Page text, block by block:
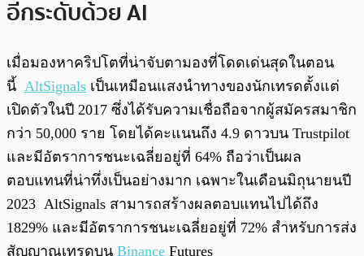
อีกระดับด้วย AI
เมื่อมองหาคริปโตที่น่าจับตามองที่โดดเด่นสุดในตอน
นี้ AltSignals เป็นเหมือนแสงนำทางของนักเทรดตั้งแต่
เปิดตัวในปี 2017 ซึ่งได้รับความเชื่อถือจากผู้สมัครสมาชิก
กว่า 50,000 ราย โดยได้คะแนนถึง 4.9 ดาวบน Trustpilot
และมีอัตราการชนะเฉลี่ยอยู่ที่ 64% ถือว่าเป็นผล
ตอบแทนที่น่าทึ่งเป็นอย่างมาก เฉพาะในเดือนมิถุนายนปี
2023 AltSignals สามารถสร้างผลตอบแทนไปได้ถึง
1829% และมีอัตราการชนะเฉลี่ยอยู่ที่ 72% สำหรับการส่ง
สัญญาณเทรดบน Binance Futures